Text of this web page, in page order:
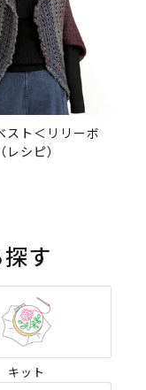
スト＜リリーボ
シピ）
す
キット